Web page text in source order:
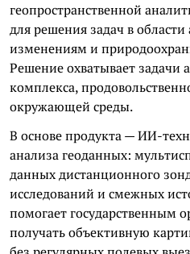
геопространственной
для решения задач в
изменениям и
Решение охватывает
комплекса,
окружающей среды.
В основе продукта — ИИ-
анализа геоданных:
данных дистанционного
исследований и смежных
помогает государственным
получать объективную